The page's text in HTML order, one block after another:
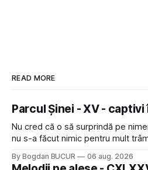
READ MORE
Parcul Șinei - XV - captivi
Nu cred că o să surprindă pe
nu s-a făcut nimic pentru mult
timp pui și latră prin gard la lumea
By Bogdan BUCUR 06 aug. 2026